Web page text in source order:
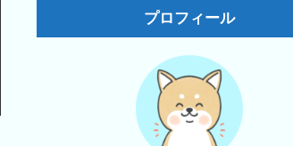
プロフィール